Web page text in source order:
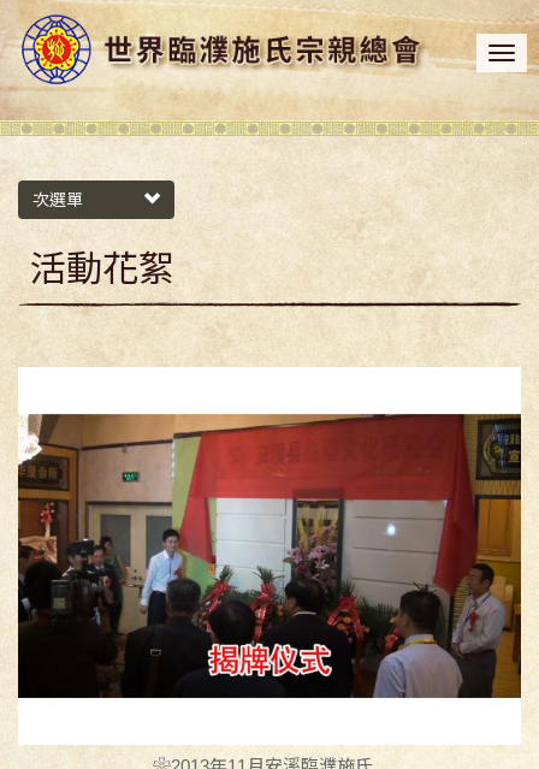
次選單
活動花絮